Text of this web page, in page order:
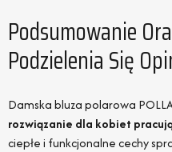
Podsumowanie
Podzielenia Się
Damska bluza polarowa
rozwiązanie dla kobiet
ciepłe i funkcjonalne cechy